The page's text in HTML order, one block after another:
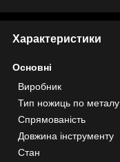
Характеристики
Основні
Виробник
Тип ножиць по металу
Спрямованість
Довжина інструменту
Стан